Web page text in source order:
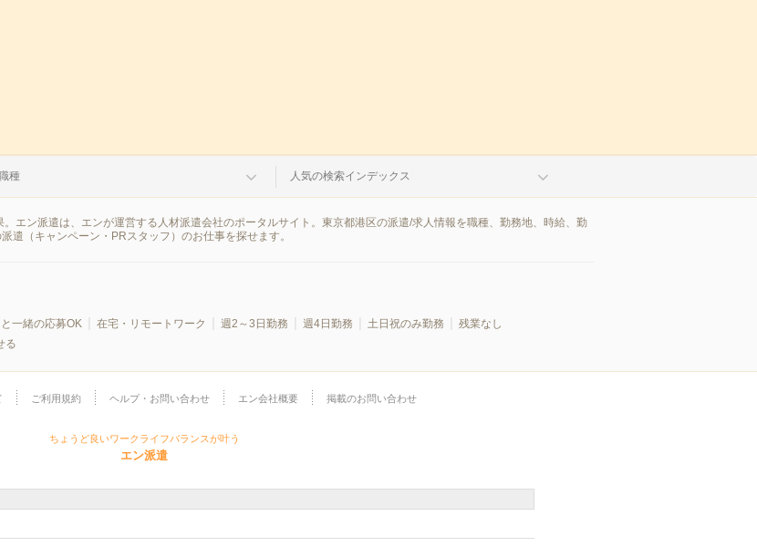
種 人気の検索インデックス
エン派遣は、エンが運営する人材派遣会社のポータルサイト。東京都港区の派遣/求人情報を職種、勤務地、時給、勤
遣（キャンペーン・PRスタッフ）のお仕事を探せます。
一緒の応募OK 在宅・リモートワーク 週2～3日勤務 週4日勤務 土日祝のみ勤務
残業なし
る
ご利用規約 ヘルプ・お問い合わせ エン会社概要 掲載のお問い合わせ
ちょうど良いワークライフバランスが叶う
エン派遣